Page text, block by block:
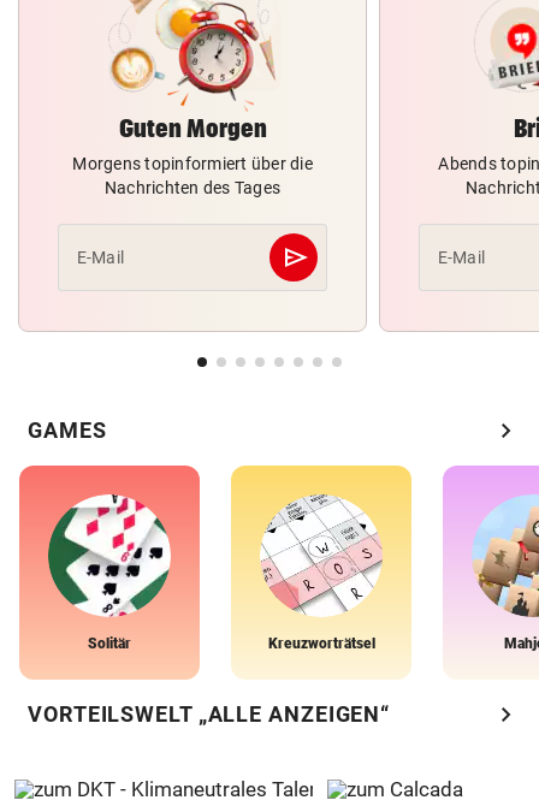
Guten Morgen
Morgens topinformiert über die
Nachrichten des Tages
E-Mail send
Abschicken
Abends
E-Mail
GAMES chevron_right
Solitär Kreuzworträtsel
VORTEILSWELT „ALLE ANZEIGEN“ chevron_right